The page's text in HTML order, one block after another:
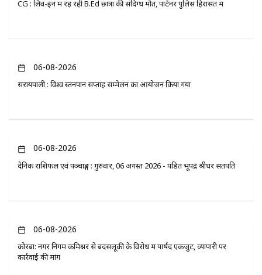
CG : लिव-इन में रह रही B.Ed छात्रा की संदिग्ध मौत, पार्टनर पुलिस हिरासत में
06-08-2026
सरायपाली : विश्व स्तनपान सप्ताह सम्मेलन का आयोजन किया गया
06-08-2026
दैनिक राशिफल एवं पञ्चाङ्ग : गुरुवार, 06 अगस्त 2026 - पंडित भूपेंद्र श्रीधर सतपति
06-08-2026
कोरबा: नगर निगम कमिश्नर से बदसलूकी के विरोध में पार्षद एकजुट, व्यापारी पर
कार्रवाई की मांग